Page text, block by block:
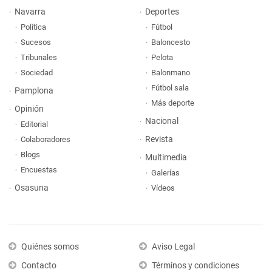
Navarra
Política
Sucesos
Tribunales
Sociedad
Pamplona
Opinión
Editorial
Colaboradores
Blogs
Encuestas
Osasuna
Deportes
Fútbol
Baloncesto
Pelota
Balonmano
Fútbol sala
Más deporte
Nacional
Revista
Multimedia
Galerías
Vídeos
Quiénes somos
Contacto
Aviso Legal
Términos y condiciones